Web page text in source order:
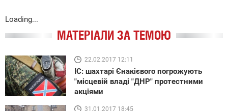
Loading...
МАТЕРІАЛИ ЗА ТЕМОЮ
22.02.2017 12:11
ІС: шахтарі Єнакієвого погрожують
"місцевій владі "ДНР" протестними
акціями
31.01.2017 18:45